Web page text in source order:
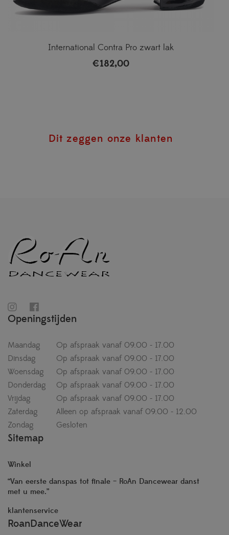
International Contra Pro zwart lak
€182,00
Dit zeggen onze klanten
Openingstijden
Maandag
Op afspraak vanaf 09.00 - 17.00
Dinsdag
Op afspraak vanaf 09.00 - 17.00
Woensdag
Op afspraak vanaf 09.00 - 17.00
Donderdag
Op afspraak vanaf 09.00 - 17.00
Vrijdag
Op afspraak vanaf 09.00 - 17.00
Zaterdag
Alleen op afspraak vanaf 09.00 - 12.00
Zondag
Gesloten
Sitemap
Winkel
“Van eerste danspas tot finale – RoAn Dancewear danst
met u mee.”
klantenservice
RoanDanceWear